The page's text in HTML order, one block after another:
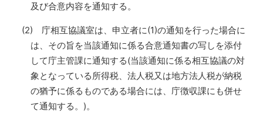
及び合意内容を通知する。
(2) 庁相互協議室は、申立者に(1)の通知を行った場合に
は、その旨を当該通知に係る合意通知書の写しを添付
して庁主管課に通知する(当該通知に係る相互協議の対
象となっている所得税、法人税又は地方法人税が納税
の猶予に係るものである場合には、庁徴収課にも併せ
て通知する。)。